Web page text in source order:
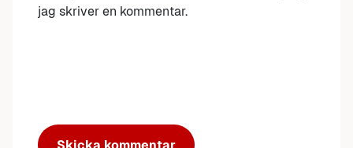
jag skriver en kommentar.